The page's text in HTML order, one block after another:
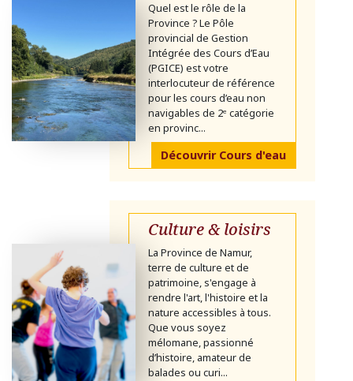
Quel est le rôle de la
Province ? Le Pôle
provincial de Gestion
Intégrée des Cours d’Eau
(PGICE) est votre
interlocuteur de référence
pour les cours d’eau non
navigables de 2ᵉ catégorie
en provinc...
Découvrir Cours d'eau
Culture & loisirs
La Province de Namur,
terre de culture et de
patrimoine, s'engage à
rendre l'art, l'histoire et la
nature accessibles à tous.
Que vous soyez
mélomane, passionné
d’histoire, amateur de
balades ou curi...